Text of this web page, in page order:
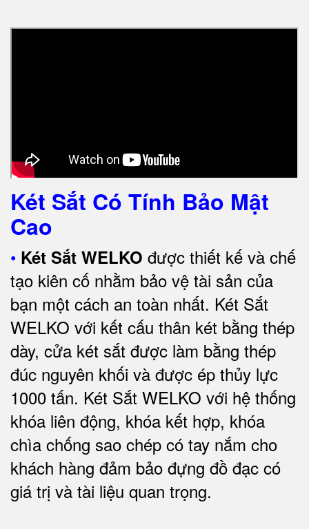
Két Sắt Có Tính Bảo Mật
Cao
• Két Sắt WELKO được thiết kế và chế
tạo kiên cố nhằm bảo vệ tài sản của
bạn một cách an toàn nhất. Két Sắt
WELKO với kết cấu thân két bằng thép
dày, cửa két sắt được làm bằng thép
đúc nguyên khối và được ép thủy lực
1000 tấn. Két Sắt WELKO với hệ thống
khóa liên động, khóa kết hợp, khóa
chìa chống sao chép có tay nắm cho
khách hàng đảm bảo đựng đồ đạc có
giá trị và tài liệu quan trọng.